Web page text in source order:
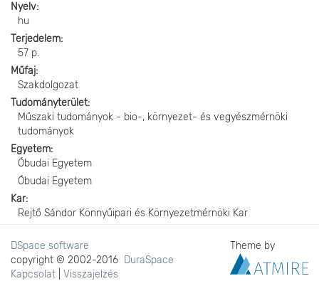
Nyelv
hu
Terjedelem
57 p.
Műfaj
Szakdolgozat
Tudományterület
Műszaki tudományok - bio-, környezet- és vegyészmérnöki
tudományok
Egyetem
Óbudai Egyetem
Óbudai Egyetem
Kar
Rejtő Sándor Könnyűipari és Környezetmérnöki Kar
DSpace software
copyright © 2002-2016 DuraSpace
Kapcsolat
Visszajelzés
Theme by